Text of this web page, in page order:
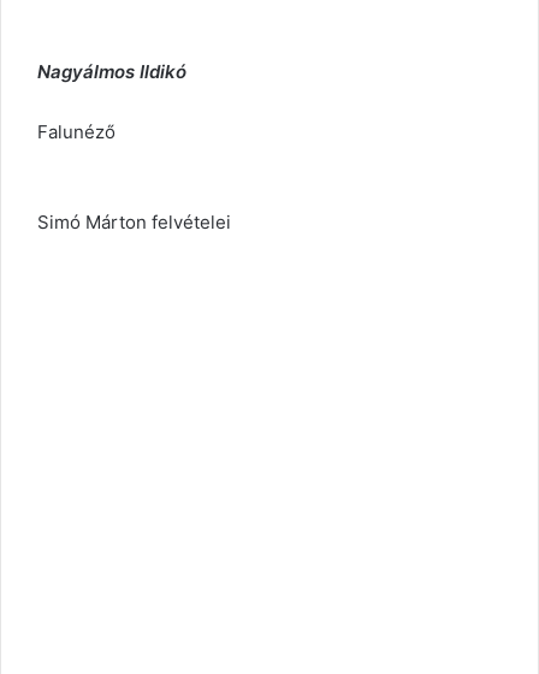
Nagyálmos Ildikó
Falunéző
Simó Márton felvételei